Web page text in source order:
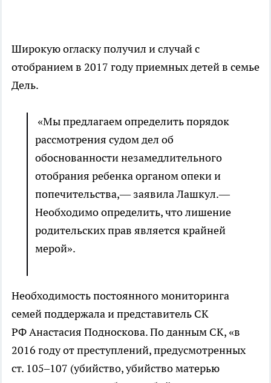
Широкую огласку получил и случай с
отобранием в 2017 году приемных детей в семье
Дель.
«Мы предлагаем определить порядок
рассмотрения судом дел об
обоснованности незамедлительного
отобрания ребенка органом опеки и
попечительства,— заявила Лашкул.—
Необходимо определить, что лишение
родительских прав является крайней
мерой».
Необходимость постоянного мониторинга
семей поддержала и представитель СК
РФ Анастасия Подноскова. По данным СК, «в
2016 году от преступлений, предусмотренных
ст. 105–107 (убийство, убийство матерью